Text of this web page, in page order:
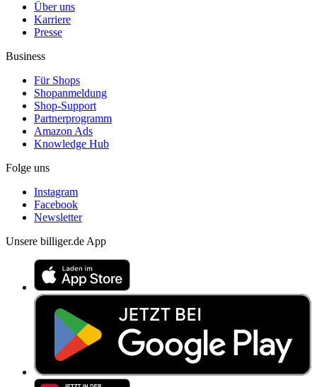
Über uns
Karriere
Presse
Business
Für Shops
Shopanmeldung
Shop-Support
Partnerprogramm
Amazon Ads
Knowledge Hub
Folge uns
Instagram
Facebook
Newsletter
Unsere billiger.de App